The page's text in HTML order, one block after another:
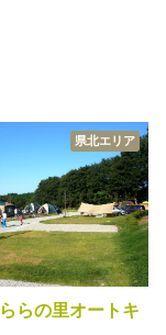
県北エリア
らの里オートキ